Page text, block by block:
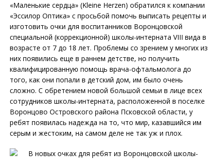
«Маленькие сердца» (Kleine Herzen) обратился к компании
«Эссилор Оптика» с просьбой помочь выписать рецепты и
изготовить очки для воспитанников Воронцовской
специальной (коррекционной) школы-интерната VIII вида в
возрасте от 7 до 18 лет. Проблемы со зрением у многих из
них появились еще в раннем детстве, но получить
квалифицированную помощь врача-офтальмолога до
того, как они попали в детский дом, им было очень
сложно. С обретением новой большой семьи в лице всех
сотрудников школы-интерната, расположенной в поселке
Воронцово Островского района Псковской области, у
ребят появилась надежда на то, что мир, казавшийся им
серым и жестоким, на самом деле не так уж и плох.